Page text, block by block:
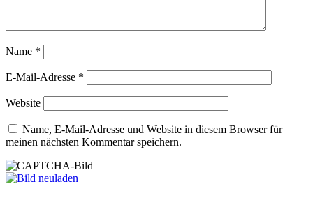
Name *
E-Mail-Adresse *
Website
Name, E-Mail-Adresse und Website in diesem Browser für
meinen nächsten Kommentar speichern.